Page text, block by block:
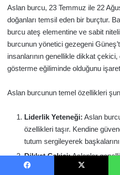
Aslan burcu, 23 Temmuz ile 22
doğanları temsil eden bir burçtur.
burcu ateş elementine ve sabit
burcunun yönetici gezegeni
insanlarının genellikle dikkat
gösterme eğiliminde olduğunu
Aslan burcunun temel özellikleri
Liderlik Yeteneği: Aslan
özellikleri taşır. Kendine
tutum sergileyerek
Dikkat Çekici:Aslanlar
karizmatik bireylerdir. Bir